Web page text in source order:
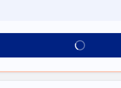
Κλείσε ραντεβού